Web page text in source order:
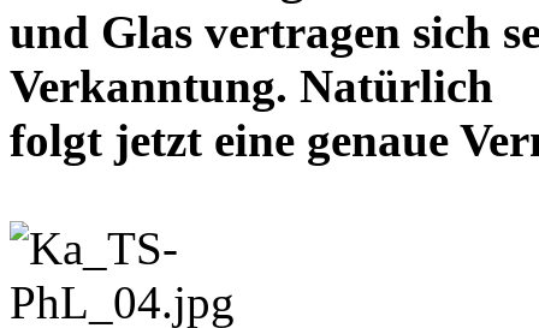
und Glas vertragen sich
Verkanntung. Natürlich
folgt jetzt eine genaue